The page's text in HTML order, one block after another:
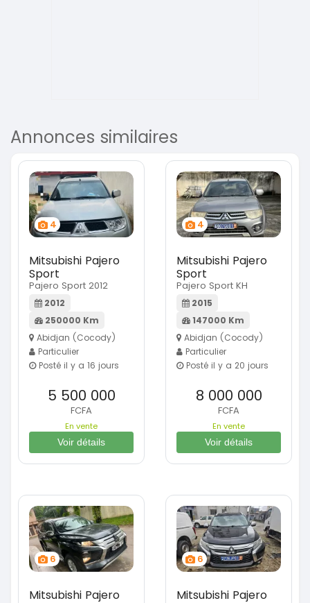
Annonces similaires
4
Mitsubishi Pajero
Sport
Pajero Sport 2012
2012
250000 Km
Abidjan (Cocody)
Particulier
Posté il y a 16 jours
5 500 000
FCFA
En vente
Voir détails
4
Mitsubishi Pajero
Sport
Pajero Sport KH
2015
147000 Km
Abidjan (Cocody)
Particulier
Posté il y a 20 jours
8 000 000
FCFA
En vente
Voir détails
6
Mitsubishi Pajero
6
Mitsubishi Pajero